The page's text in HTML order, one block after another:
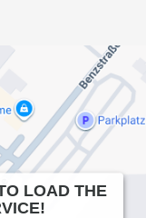
LOAD THE